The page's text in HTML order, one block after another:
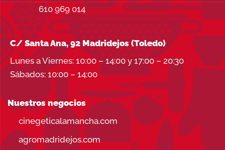
610 969 014
C/ Santa Ana, 92 Madridejos (Toledo)
Lunes a Viernes: 10:00 – 14:00 y 17:00 – 20:30
Sábados: 10:00 – 14:00
Nuestros negocios
cinegeticalamancha.com
agromadridejos.com